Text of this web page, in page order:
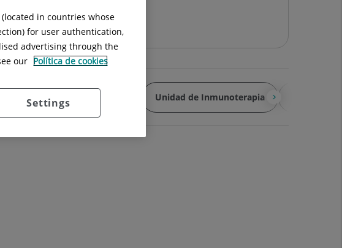
Unidad de Inmunoterapia
in countries whose
for user authentication,
advertising through the
our Política de cookies
Settings